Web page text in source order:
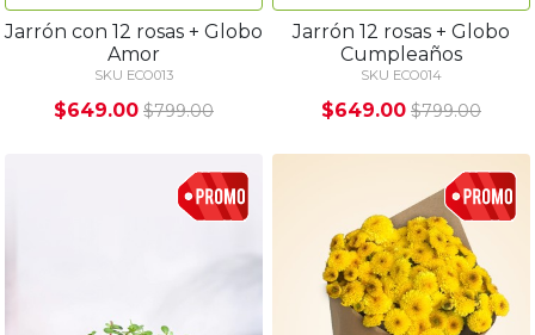
Jarrón con 12 rosas + Globo
Amor
SKU ECO013
$649.00 $799.00
Jarrón 12 rosas + Globo
Cumpleaños
SKU ECO014
$649.00 $799.00